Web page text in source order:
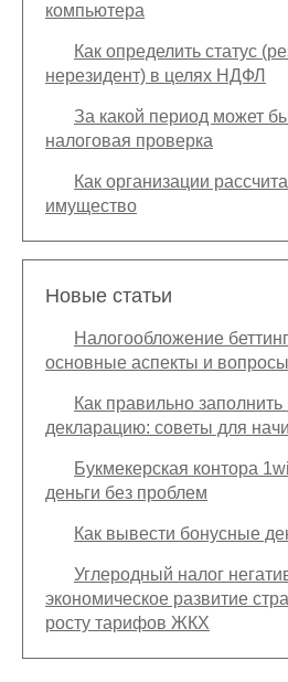
компьютера
Как определить статус
нерезидент) в целях НДФЛ
За какой период может
налоговая проверка
Как организации
имущество
Новые статьи
Налогообложение
основные аспекты и вопросы
Как правильно
декларацию: советы для
Букмекерская контора
деньги без проблем
Как вывести бонусные
Углеродный налог
экономическое развитие
росту тарифов ЖКХ